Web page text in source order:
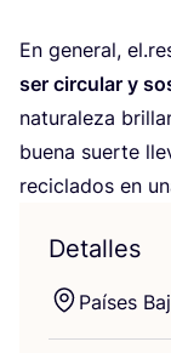
En gene­ral,
ser cir­cu­lar y
natu­ra­le­za
bue­na suer­te
reci­cla­dos en
Detalles
Paí­ses